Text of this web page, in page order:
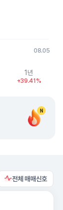
08.05
1년
+39.41%
N
전체 매매신호